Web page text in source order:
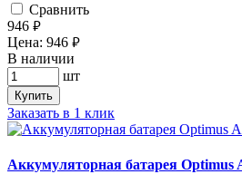
Cравнить
946 руб.
Цена: 946 руб.
В наличии
шт
Купить
Заказать в 1 клик
Аккумуляторная батарея Optimus